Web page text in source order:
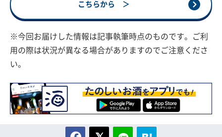
こちらから ＞
※今回お届けした情報は記事執筆時点のものです。ご利
用の際は状況が異なる場合がありますのでご注意くださ
い。